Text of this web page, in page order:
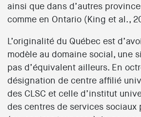
ainsi que dans d’autres
comme en Ontario (King et al.,
L’originalité du Québec est
modèle au domaine social, une
pas d’équivalent ailleurs. En
désignation de centre affilié
des CLSC et celle d’institut
des centres de services sociaux